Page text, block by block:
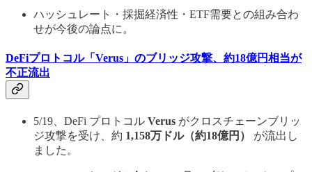
ハッシュレート・採掘経済性・ETF需要との組み合わ
せが今後の論点に。
DeFiプロトコル「Verus」のブリッジ攻撃、約18億円相当が
不正流出
5/19、DeFi プロトコル Verus がクロスチェーンブリッ
ジ攻撃を受け、約 1,158万ドル（約18億円）
が流出し
ました。